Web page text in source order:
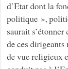
d’Etat dont la
politique »,
saurait
de ces dirigeants
de vue religieux